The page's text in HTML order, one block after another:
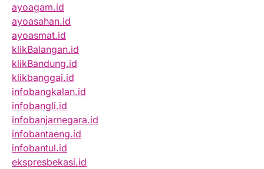
ayoagam.id
ayoasahan.id
ayoasmat.id
klikBalangan.id
klikBandung.id
klikbanggai.id
infobangkalan.id
infobangli.id
infobanjarnegara.id
infobantaeng.id
infobantul.id
ekspresbekasi.id